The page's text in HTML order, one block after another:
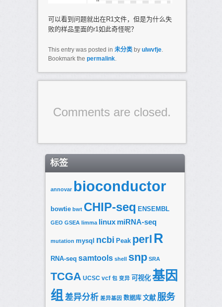
可以看到问题就出在R1文件，但是为什么失
败的样品里面的r1如此奇怪呢？
This entry was posted in 未分类by ulwvfje.
Bookmark the permalink.
Comments are closed.
标签
annovar bioconductor
bowtie bwt CHIP-seq ENSEMBL
GEO GSEA limma linux miRNA-seq
mutation mysql ncbi Peak perl R
RNA-seq samtools shell snp SRA
TCGA UCSC vcf 包 变异 可视化 基因
组 差异分析 差异基因 数据库 文献 服务